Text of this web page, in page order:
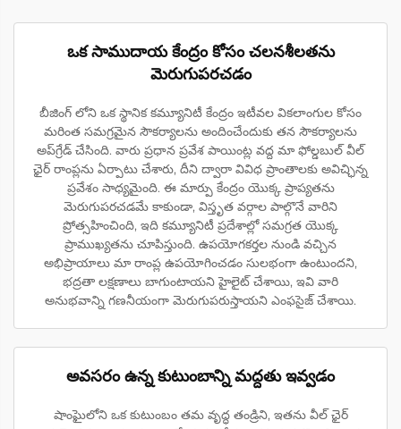
ఒక సాముదాయ కేంద్రం కోసం చలనశీలతను
మెరుగుపరచడం
బీజింగ్ లోని ఒక స్థానిక కమ్యూనిటీ కేంద్రం ఇటీవల వికలాంగుల కోసం
మరింత సమగ్రమైన సౌకర్యాలను అందించేందుకు తన సౌకర్యాలను
అప్‌గ్రేడ్ చేసింది. వారు ప్రధాన ప్రవేశ పాయింట్ల వద్ద మా ఫోల్డబుల్ వీల్
ఛైర్ రాంప్లను ఏర్పాటు చేశారు, దీని ద్వారా వివిధ ప్రాంతాలకు అవిచ్ఛిన్న
ప్రవేశం సాధ్యమైంది. ఈ మార్పు కేంద్రం యొక్క ప్రాప్యతను
మెరుగుపరచడమే కాకుండా, విస్తృత వర్గాల పాల్గొనే వారిని
ప్రోత్సహించింది, ఇది కమ్యూనిటీ ప్రదేశాల్లో సమగ్రత యొక్క
ప్రాముఖ్యతను చూపిస్తుంది. ఉపయోగకర్తల నుండి వచ్చిన
అభిప్రాయాలు మా రాంప్ల ఉపయోగించడం సులభంగా ఉంటుందని,
భద్రతా లక్షణాలు బాగుంటాయని హైలైట్ చేశాయి, ఇవి వారి
అనుభవాన్ని గణనీయంగా మెరుగుపరుస్తాయని ఎంఫసైజ్ చేశాయి.
అవసరం ఉన్న కుటుంబాన్ని మద్దతు ఇవ్వడం
షాంఘైలోని ఒక కుటుంబం తమ వృద్ధ తండ్రిని, ఇతను వీల్ ఛైర్